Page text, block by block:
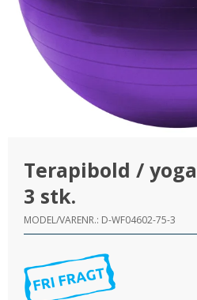
Terapibold /
3 stk.
MODEL/VARENR.: D-WF04602-75-3